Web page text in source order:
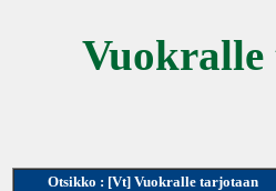
Vuokralle
Otsikko : [Vt] Vuokralle tarjotaan